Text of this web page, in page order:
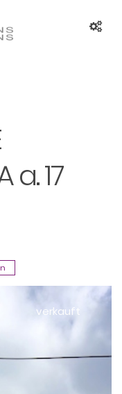
a. 17
verkauft